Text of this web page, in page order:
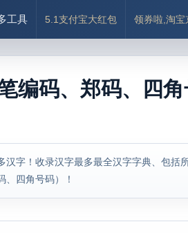
工具 5.1支付宝大红包 领券啦,淘宝
编码、郑码、四
汉字！收录汉字最多最全汉字字典、包括
四角号码）！